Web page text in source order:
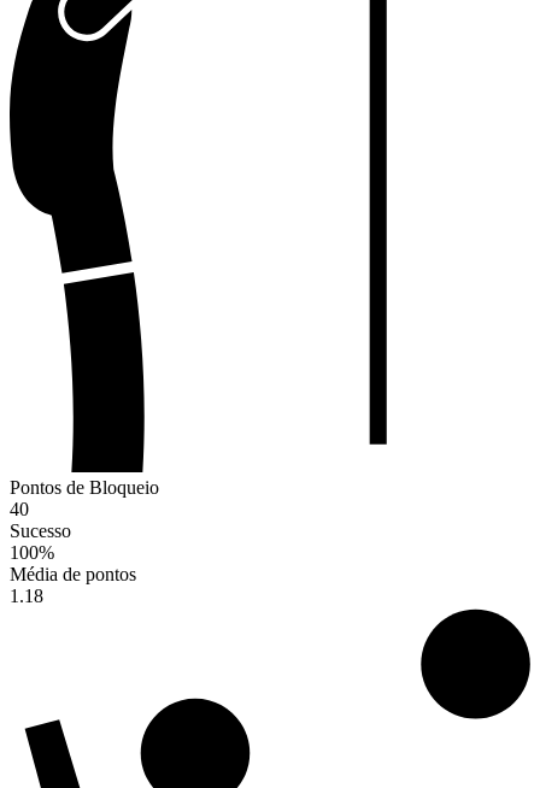
Pontos de Bloqueio
40
Sucesso
100%
Média de pontos
1.18